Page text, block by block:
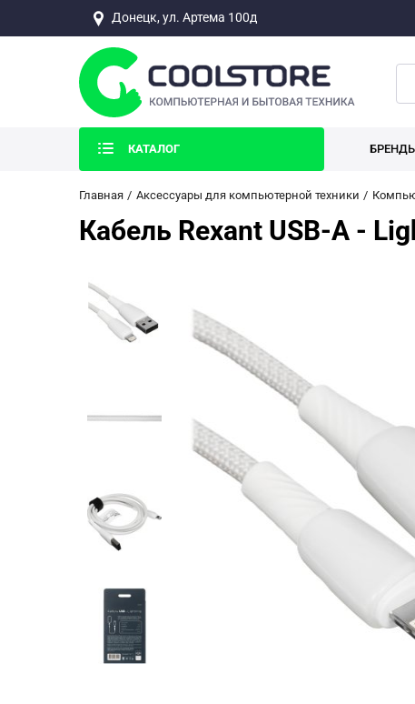
Донецк, ул. Артема 100д
КАТАЛОГ
Главная Аксессуары для компьютерной техники
Кабель Rexant USB-A -